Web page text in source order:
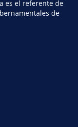
es el referente de
de